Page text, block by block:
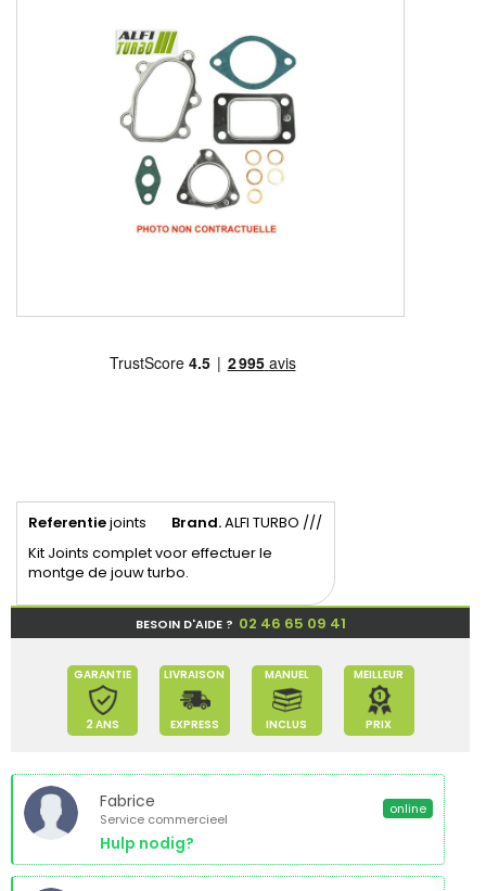
Referentiejoints Brand.ALFI TURBO ///
Kit Joints complet voor effectuer le
montge de jouw turbo.
BESOIN D'AIDE ? 02 46 65 09 41
GARANTIE
2 ANS
LIVRAISON
EXPRESS
MANUEL
INCLUS
MEILLEUR
PRIX
Fabrice
Service commercieel
Hulp nodig?
online